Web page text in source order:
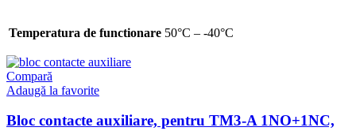
Temperatura de functionare 50°C – -40°C
Compară
Adaugă la favorite
Bloc contacte auxiliare, pentru TM3-A 1NO+1NC,